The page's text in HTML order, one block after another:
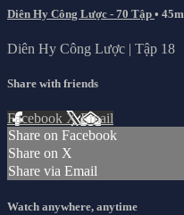
Diên Hy Công Lược - 70 Tập • 45m
Diên Hy Công Lược | Tập 18
Share with friends
Facebook XEmail
Share on Facebook
Share on X
Share via Email
Watch anywhere, anytime